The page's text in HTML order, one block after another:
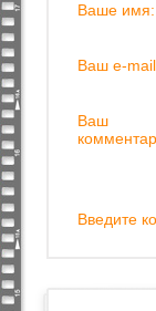
Ваше имя:
Ваш e-
Ваш
Введите